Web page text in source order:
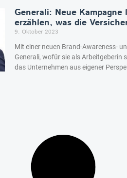
Generali: Neue
erzählen, was die
9. Oktober 2023
Mit einer neuen Brand-Awareness-
Generali, wofür sie als Arbeitgeberin
das Unternehmen aus eigener